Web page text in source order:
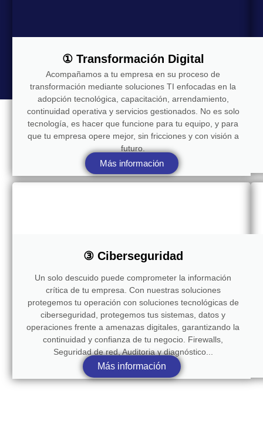
① Transformación Digital
Acompañamos a tu empresa en su proceso de
transformación mediante soluciones TI enfocadas en la
adopción tecnológica, capacitación, arrendamiento,
continuidad operativa y servicios gestionados. No es solo
tecnología, es hacer que funcione para tu equipo, y para
que tu empresa opere mejor, sin fricciones y con visión a
futuro.
Más información
③ Ciberseguridad
Un solo descuido puede comprometer la información
crítica de tu empresa. Con nuestras soluciones
protegemos tu operación con soluciones tecnológicas de
ciberseguridad, protegemos tus sistemas, datos y
operaciones frente a amenazas digitales, garantizando la
continuidad y confianza de tu negocio. Firewalls,
Seguridad de red, Auditoria y diagnóstico...
Más información